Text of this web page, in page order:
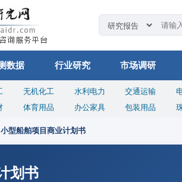
数据 行业研究 市场调研
无机化工 水利电力 交通运输
体育用品 办公家具 包装用品
小型船舶项目商业计划书
划书